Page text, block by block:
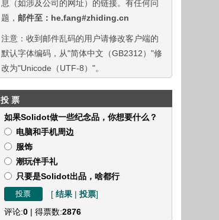
息（如涉及公司的网址）的链接。有任何问
题， 邮件至：he.fang#zhiding.cn
注意：收到邮件乱码的用户请修改客户端的
默认字体编码，从"简体中文（GB2312）"修
改为"Unicode（UTF-8）"。
投 票
如果Solidot做一些纪念品，你想要什么？
电脑和手机周边
服饰
潮玩伴手礼
只要是Solidot出品，啥都行
[ 结果| 投票]
评论:0| 得票数:2876